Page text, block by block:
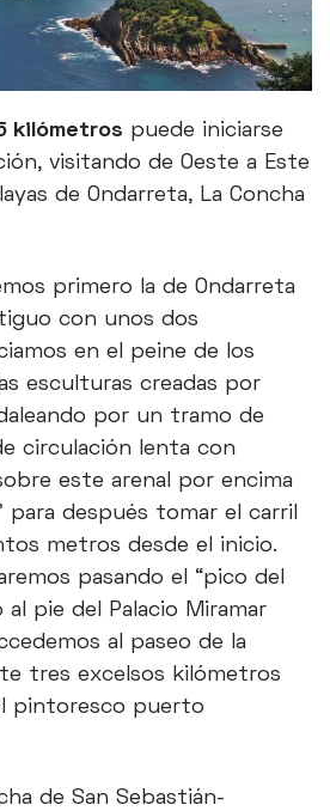
kilómetros puede iniciarse
visitando de Oeste a Este
de Ondarreta, La Concha
primero la de Ondarreta
con unos dos
en el peine de los
esculturas creadas por
por un tramo de
circulación lenta con
este arenal por encima
para después tomar el carril
metros desde el inicio.
pasando el “pico del
pie del Palacio Miramar
al paseo de la
tres excelsos kilómetros
pintoresco puerto
de San Sebastián-